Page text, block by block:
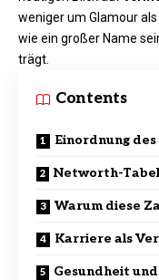
weniger um Glamour
wie ein großer Name
trägt.
Contents
Einordnung
Networth-
Warum diese
Karriere als
Gesundheit